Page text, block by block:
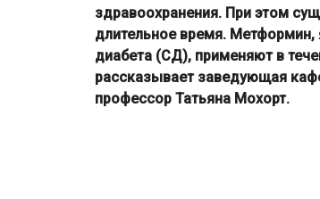
здравоохранения. При этом
длительное время. Метформин,
диабета (СД), применяют в
рассказывает заведующая
профессор Татьяна Мохорт.